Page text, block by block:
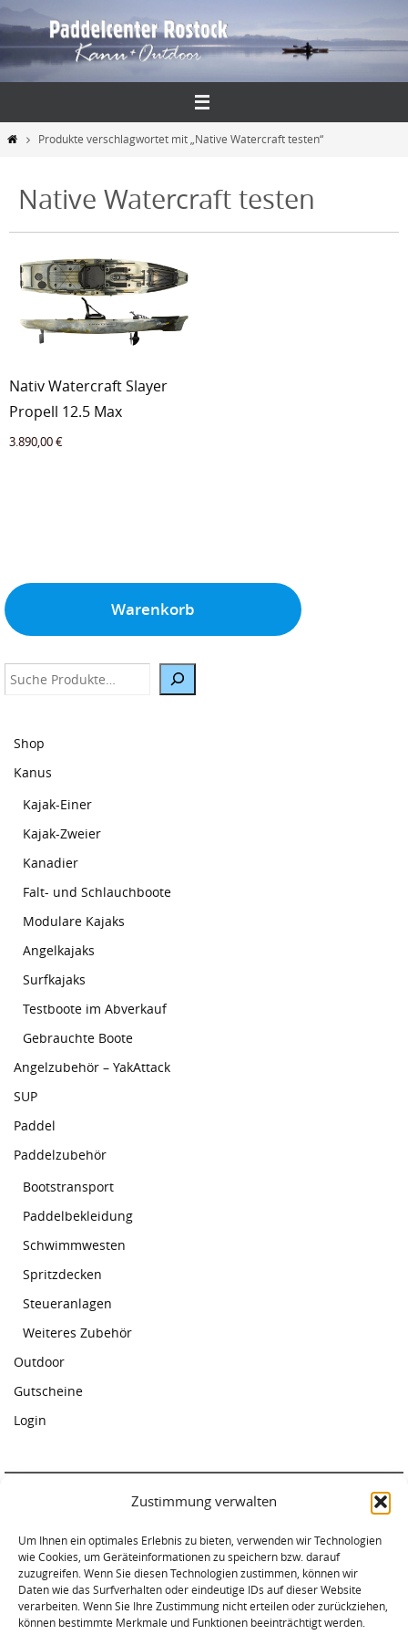
Zustimmung verwalten
Um Ihnen ein optimales Erlebnis zu bieten, verwenden wir Technologien
wie Cookies, um Geräteinformationen zu speichern bzw. darauf
zuzugreifen. Wenn Sie diesen Technologien zustimmen, können wir
Daten wie das Surfverhalten oder eindeutige IDs auf dieser Website
verarbeiten. Wenn Sie Ihre Zustimmung nicht erteilen oder zurückziehen,
können bestimmte Merkmale und Funktionen beeinträchtigt werden.
Inhalt
springen
StartProdukte verschlagwortet mit „Native Watercraft testen“
Native Watercraft testen
Nativ Watercraft Slayer
Propell 12.5 Max
3.890,00€
Warenkorb
Suche
Shop
Kanus
Kajak-Einer
Kajak-Zweier
Kanadier
Falt- und Schlauchboote
Modulare Kajaks
Angelkajaks
Surfkajaks
Testboote im Abverkauf
Gebrauchte Boote
Angelzubehör – YakAttack
SUP
Paddel
Paddelzubehör
Bootstransport
Paddelbekleidung
Schwimmwesten
Spritzdecken
Steueranlagen
Weiteres Zubehör
Outdoor
Gutscheine
Login
Am Warnowufer 59
18057 Rostock
Tel. 0381-2034620